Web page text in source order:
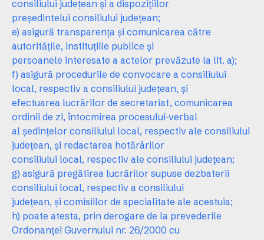
consiliului judeţean şi a dispoziţiilor
preşedintelui consiliului judeţean;
e) asigură transparenţa şi comunicarea către
autorităţile, instituţiile publice şi
persoanele interesate a actelor prevăzute la lit. a);
f) asigură procedurile de convocare a consiliului
local, respectiv a consiliului judeţean, şi
efectuarea lucrărilor de secretariat, comunicarea
ordinii de zi, întocmirea procesului-verbal
al şedinţelor consiliului local, respectiv ale consiliului
judeţean, şi redactarea hotărârilor
consiliului local, respectiv ale consiliului judeţean;
g) asigură pregătirea lucrărilor supuse dezbaterii
consiliului local, respectiv a consiliului
judeţean, şi comisiilor de specialitate ale acestuia;
h) poate atesta, prin derogare de la prevederile
Ordonanţei Guvernului nr. 26/2000 cu